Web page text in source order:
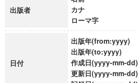
出版者
カナ
ローマ字
日付
出版年(from:yyyy)
出版年(to:yyyy)
作成日(yyyy-mm-dd)
更新日(yyyy-mm-dd)